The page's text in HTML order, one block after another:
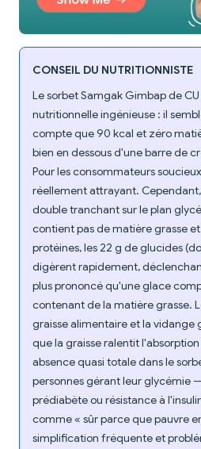
CONSEIL DU NUTRITIONNISTE
Le sorbet Samgak Gimbap de
nutritionnelle ingénieuse : il
compte que 90 kcal et zéro
bien en dessous d'une barre de
Pour les consommateurs
réellement attrayant.
double tranchant sur le plan
contient pas de matière grasse
protéines, les 22 g de glucides
digèrent rapidement,
plus prononcé qu'une glace
contenant de la matière grasse.
graisse alimentaire et la
que la graisse ralentit
absence quasi totale dans le
personnes gérant leur glycémie
prédiabète ou résistance à
comme « sûr parce que pauvre
simplification fréquente et